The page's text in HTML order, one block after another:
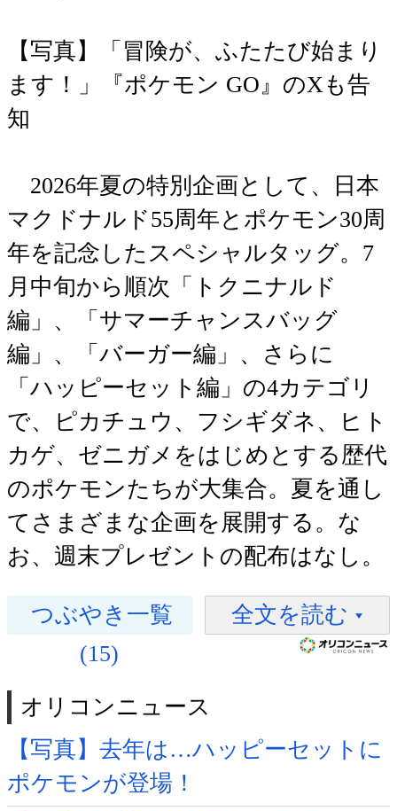
【写真】「冒険が、ふたたび始まり
ます！」『ポケモン GO』のXも告
知
2026年夏の特別企画として、日本
マクドナルド55周年とポケモン30周
年を記念したスペシャルタッグ。7
月中旬から順次「トクニナルド
編」、「サマーチャンスバッグ
編」、「バーガー編」、さらに
「ハッピーセット編」の4カテゴリ
で、ピカチュウ、フシギダネ、ヒト
カゲ、ゼニガメをはじめとする歴代
のポケモンたちが大集合。夏を通し
てさまざまな企画を展開する。な
お、週末プレゼントの配布はなし。
つぶやき一覧
(15)
全文を読む
オリコンニュース
【写真】去年は…ハッピーセットに
ポケモンが登場！